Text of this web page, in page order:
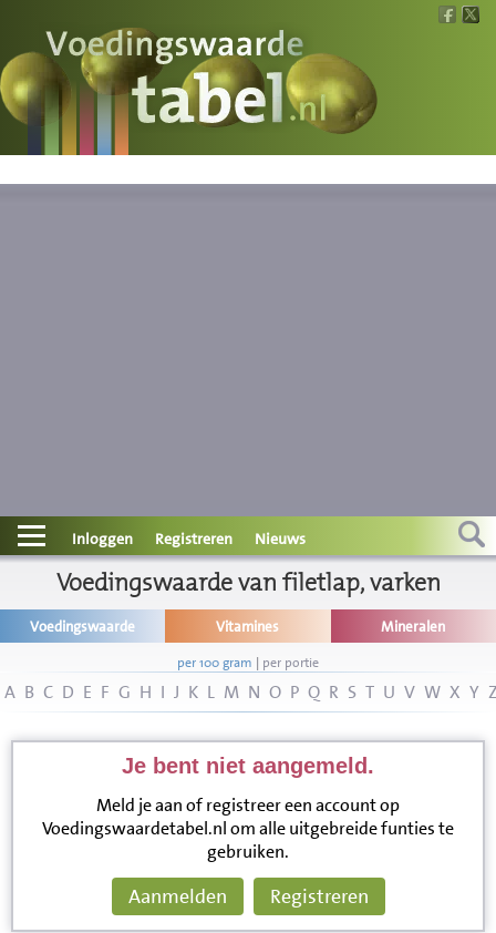
Voedingswaarde
Wat is wat?
Contact
Informatie
Disclaimer
Inloggen Registreren Nieuws
Voedingswaarde van filetlap, varken
Voedingswaarde Vitamines Mineralen
per 100 gram | per portie
A B C D E F G H I J K L M N O P Q R S T U V W X Y
Je bent niet aangemeld.
Meld je aan of registreer een account op
Voedingswaardetabel.nl om alle uitgebreide funties te
gebruiken.
Aanmelden Registreren